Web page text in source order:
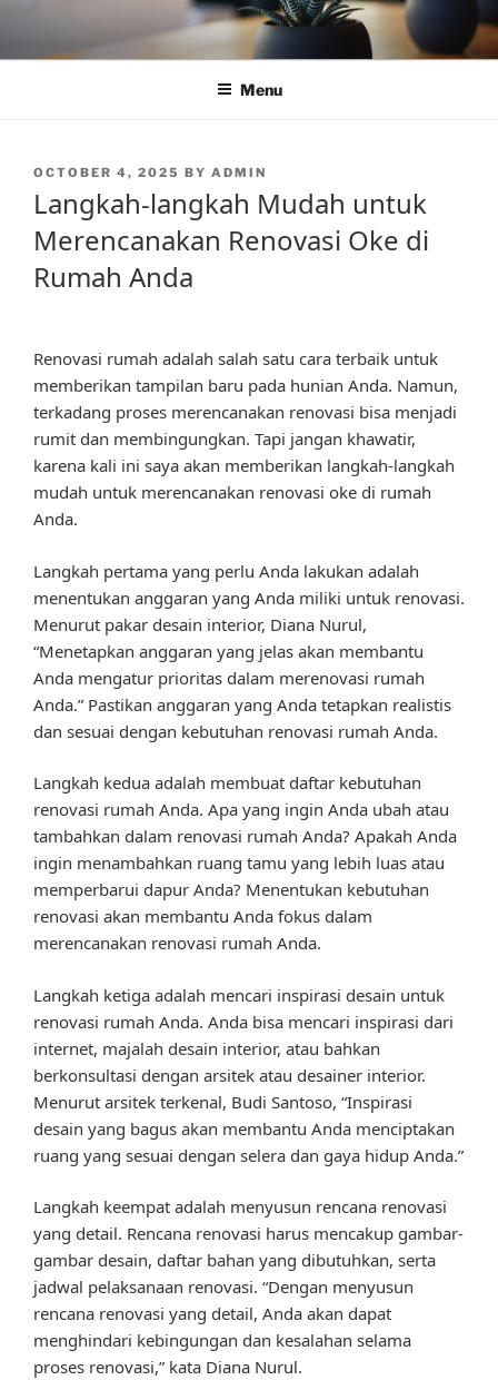
content
Menu
POSTED
OCTOBER 4, 2025 BY ADMIN
Langkah-langkah Mudah untuk
Merencanakan Renovasi Oke di
Rumah Anda
Renovasi rumah adalah salah satu cara terbaik untuk
memberikan tampilan baru pada hunian Anda. Namun,
terkadang proses merencanakan renovasi bisa menjadi
rumit dan membingungkan. Tapi jangan khawatir,
karena kali ini saya akan memberikan langkah-langkah
mudah untuk merencanakan renovasi oke di rumah
Anda.
Langkah pertama yang perlu Anda lakukan adalah
menentukan anggaran yang Anda miliki untuk renovasi.
Menurut pakar desain interior, Diana Nurul,
“Menetapkan anggaran yang jelas akan membantu
Anda mengatur prioritas dalam merenovasi rumah
Anda.” Pastikan anggaran yang Anda tetapkan realistis
dan sesuai dengan kebutuhan renovasi rumah Anda.
Langkah kedua adalah membuat daftar kebutuhan
renovasi rumah Anda. Apa yang ingin Anda ubah atau
tambahkan dalam renovasi rumah Anda? Apakah Anda
ingin menambahkan ruang tamu yang lebih luas atau
memperbarui dapur Anda? Menentukan kebutuhan
renovasi akan membantu Anda fokus dalam
merencanakan renovasi rumah Anda.
Langkah ketiga adalah mencari inspirasi desain untuk
renovasi rumah Anda. Anda bisa mencari inspirasi dari
internet, majalah desain interior, atau bahkan
berkonsultasi dengan arsitek atau desainer interior.
Menurut arsitek terkenal, Budi Santoso, “Inspirasi
desain yang bagus akan membantu Anda menciptakan
ruang yang sesuai dengan selera dan gaya hidup Anda.”
Langkah keempat adalah menyusun rencana renovasi
yang detail. Rencana renovasi harus mencakup gambar-
gambar desain, daftar bahan yang dibutuhkan, serta
jadwal pelaksanaan renovasi. “Dengan menyusun
rencana renovasi yang detail, Anda akan dapat
menghindari kebingungan dan kesalahan selama
proses renovasi,” kata Diana Nurul.